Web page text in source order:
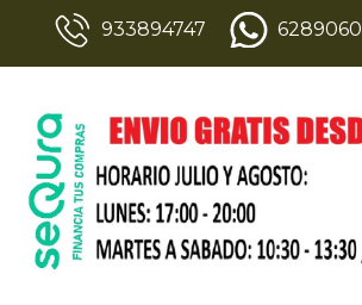
933894747